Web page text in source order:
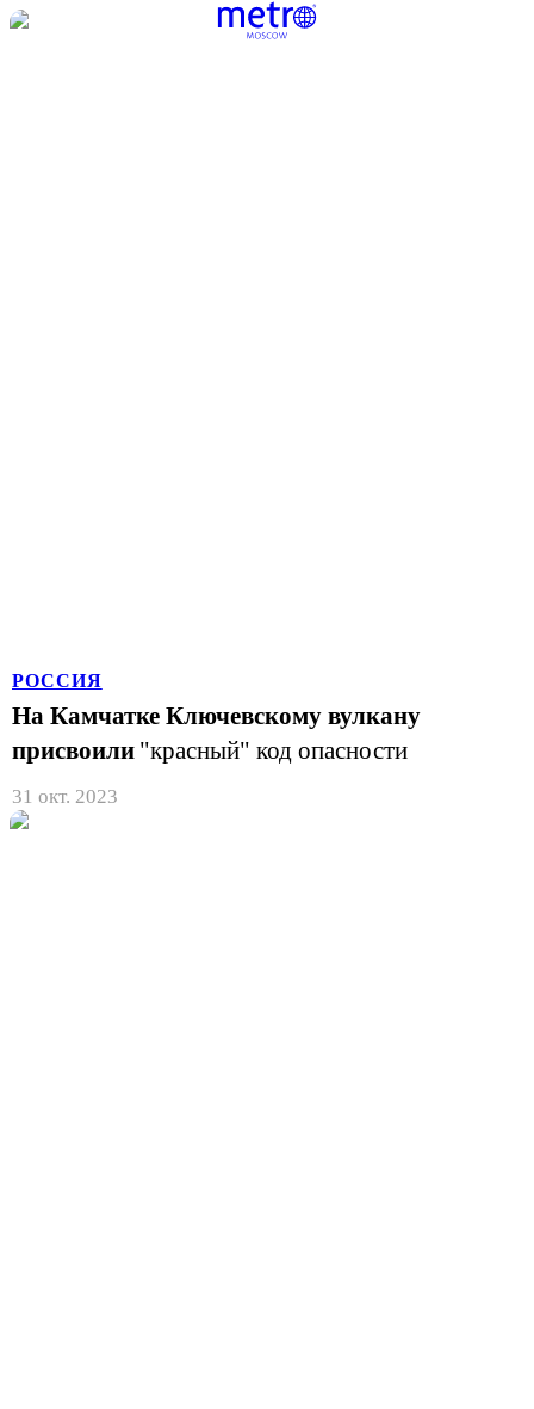
РОССИЯ
На Камчатке Ключевскому вулкану
присвоили "красный" код опасности
31 окт. 2023